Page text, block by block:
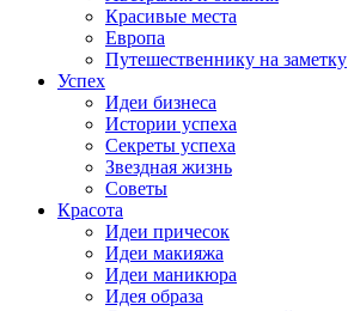
Красивые места
Европа
Путешественнику на заметку
Успех
Идеи бизнеса
Истории успеха
Секреты успеха
Звездная жизнь
Советы
Красота
Идеи причесок
Идеи макияжа
Идеи маникюра
Идея образа